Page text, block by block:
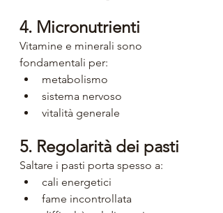
4. Micronutrienti
Vitamine e minerali sono
fondamentali per:
metabolismo
sistema nervoso
vitalità generale
5. Regolarità dei pasti
Saltare i pasti porta spesso a:
cali energetici
fame incontrollata